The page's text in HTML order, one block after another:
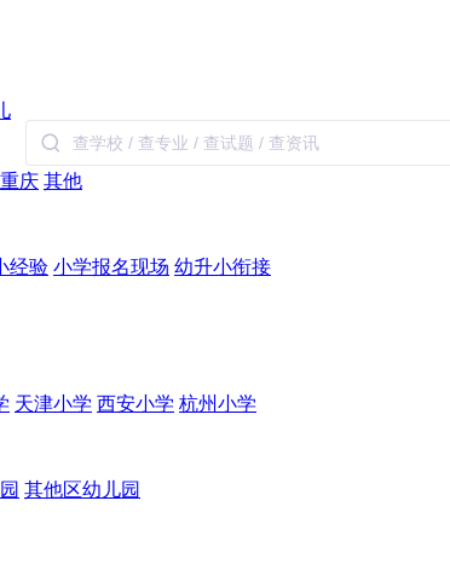
重庆 其他
经验 小学报名现场 幼升小衔接
天津小学 西安小学 杭州小学
其他区幼儿园